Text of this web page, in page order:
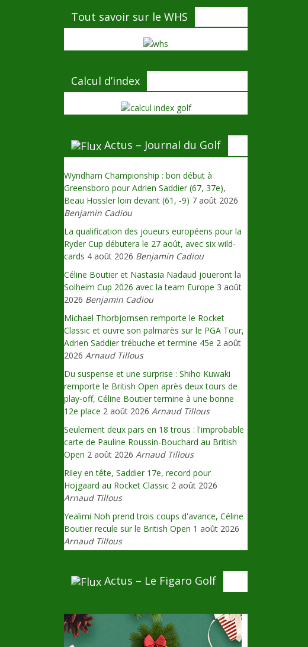
Tout savoir sur le WHS
Calcul d’index
Actus – Journal du Golf
Wyndham Championship : bon début à
Greensboro pour Adrien Saddier (67, 37e),
Beau Hossler loin devant (61, -9) 7 août 2026
Benjamin Cadiou
La qualification des joueurs européens pour la
Ryder Cup débutera le 27 août, avec six wild-
cards 4 août 2026 Benjamin Cadiou
Céline Boutier et Nastasia Nadaud joueront la
Solheim Cup 2026 avec la team Europe 3 août
2026 Benjamin Cadiou
Michael Thorbjornsen remporte le Rocket
Classic et ouvre son palmarès sur le PGA Tour,
Adrien Saddier trébuche et termine 45e 2 août
2026 Arnaud Tillous
Du suspense et une surprise : Shiho Kuwaki
remporte le British Open après deux tours de
play-off, Céline Boutier termine à une bonne
12e place 2 août 2026 Arnaud Tillous
Seulement deux pars en 18 trous : l'improbable
carte de Pauline Roussin-Bouchard au British
Open 2 août 2026 Arnaud Tillous
Riley en tête, Saddier 17e, record pour
Hojgaard au Rocket Classic 2 août 2026
Arnaud Tillous
Yealimi Noh prend trois coups d'avance, Céline
Boutier recule sur le British Open 1 août 2026
Arnaud Tillous
Actus – Le Figaro Golf